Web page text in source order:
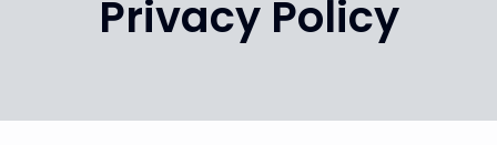
Privacy Policy